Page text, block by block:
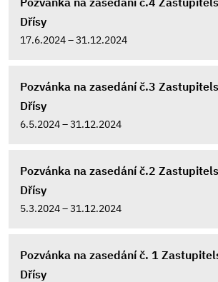
Dřísy
17.6.2024 – 31.12.2024
Pozvánka na zasedání č.3
Dřísy
6.5.2024 – 31.12.2024
Pozvánka na zasedání č.2
Dřísy
5.3.2024 – 31.12.2024
Pozvánka na zasedání č. 1
Dřísy